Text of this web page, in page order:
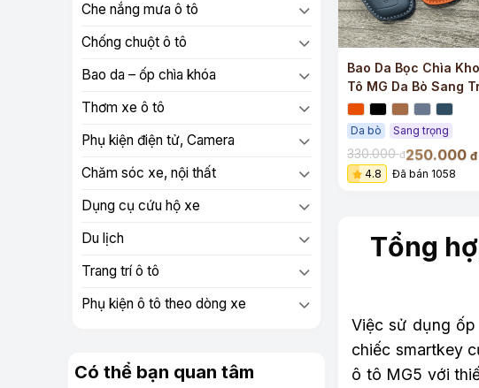
Che nắng mưa ô tô
Chống chuột ô tô
Bao da – ốp chìa khóa
Thơm xe ô tô
Phụ kiện điện tử, Camera
Chăm sóc xe, nội thất
Dụng cụ cứu hộ xe
Du lịch
Trang trí ô tô
Phụ kiện ô tô theo dòng xe
Có thể bạn quan tâm
Bao Da Bọc Chìa
Tô MG Da Bò Sang
Da bò Sang trọng
330.000đ250.000 đ
4.8
Đã bán 1058
Tổng
Việc sử dụng
chiếc smartkey
ô tô MG5 với